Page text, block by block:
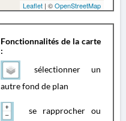
Leaflet | ©OpenStreetMap
Fonctionnalités de la carte
:
sélectionner un
autre fond de plan
se rapprocher ou